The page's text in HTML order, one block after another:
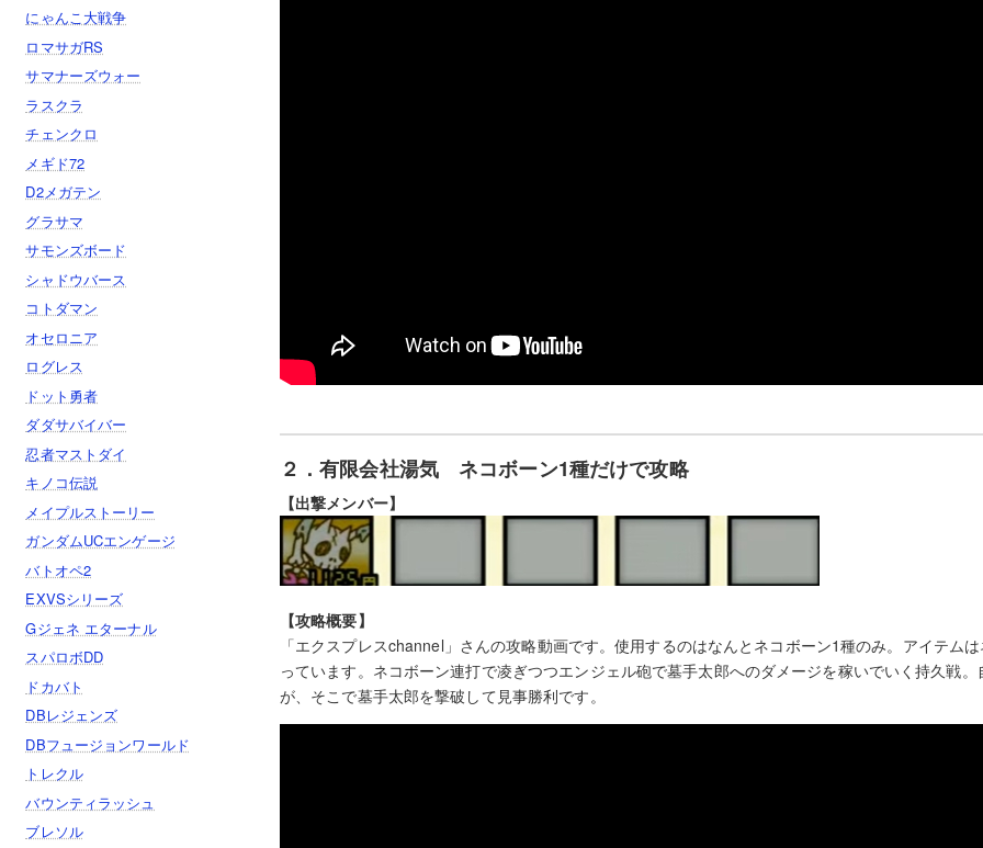
にゃんこ大戦争
ロマサガRS
サマナーズウォー
ラスクラ
チェンクロ
メギド72
D2メガテン
グラサマ
サモンズボード
シャドウバース
コトダマン
オセロニア
ログレス
ドット勇者
ダダサバイバー
忍者マストダイ
キノコ伝説
メイプルストーリー
ガンダムUCエンゲージ
バトオペ2
EXVSシリーズ
Gジェネ エターナル
スパロボDD
ドカバト
DBレジェンズ
DBフュージョンワールド
トレクル
バウンティラッシュ
ブレソル
２．有限会社湯気 ネコボーン1種だけで攻略
【出撃メンバー】
【攻略概要】
「エクスプレスchannel」さんの攻略動画です。使用するのはなんとネコボーン1種のみ。アイテム
っています。ネコボーン連打で凌ぎつつエンジェル砲で墓手太郎へのダメージを稼いでいく持久戦
が、そこで墓手太郎を撃破して見事勝利です。